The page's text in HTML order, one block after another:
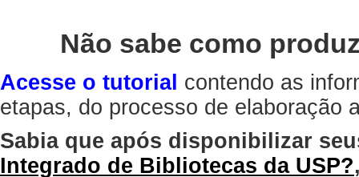
Não sabe como
Acesse o tutorial contendo as
etapas, do processo de elaboração
Sabia que após disponibilizar
Integrado de Bibliotecas da USP?